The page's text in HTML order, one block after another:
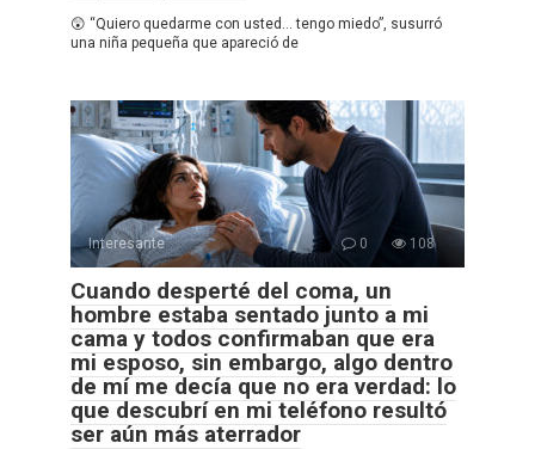
😲 “Quiero quedarme con usted… tengo miedo”, susurró
una niña pequeña que apareció de
Interesante 0 108
Cuando desperté del coma, un
hombre estaba sentado junto a mi
cama y todos confirmaban que era
mi esposo, sin embargo, algo dentro
de mí me decía que no era verdad: lo
que descubrí en mi teléfono resultó
ser aún más aterrador